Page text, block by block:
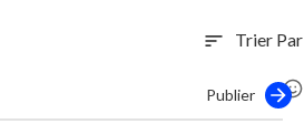
sort Trier Par
Publier